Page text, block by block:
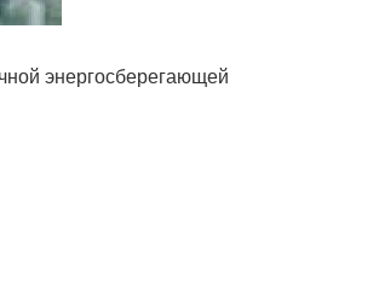
энергосберегающей